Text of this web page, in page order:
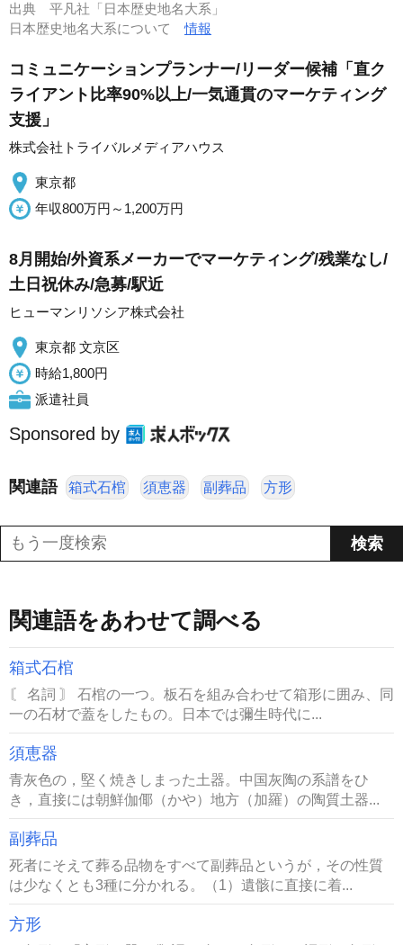
出典 平凡社「日本歴史地名大系」
日本歴史地名大系について情報
コミュニケーションプランナー/リーダー候補「直ク
ライアント比率90%以上/一気通貫のマーケティング
支援」
株式会社トライバルメディアハウス
東京都
年収800万円～1,200万円
8月開始/外資系メーカーでマーケティング/残業なし/
土日祝休み/急募/駅近
ヒューマンリソシア株式会社
東京都 文京区
時給1,800円
派遣社員
Sponsored by
関連語 箱式石棺 須恵器 副葬品 方形
関連語をあわせて調べる
箱式石棺
〘 名詞 〙 石棺の一つ。板石を組み合わせて箱形に囲み、同
一の石材で蓋をしたもの。日本では彌生時代に...
須恵器
青灰色の，堅く焼きしまった土器。中国灰陶の系譜をひ
き，直接には朝鮮伽倻（かや）地方（加羅）の陶質土器...
副葬品
死者にそえて葬る品物をすべて副葬品というが，その性質
は少なくとも3種に分かれる。（1）遺骸に直接に着...
方形